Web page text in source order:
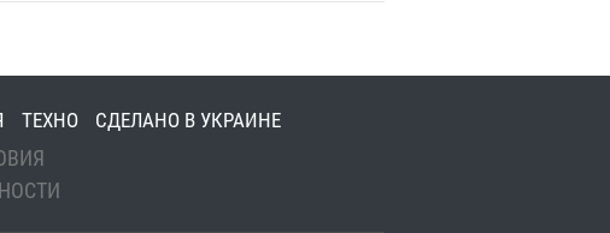
представлен проект «Короли танца.
свидетелями тайного свидания
долгожданную постановку Шекспира
ТЕХНО СДЕЛАНО В УКРАИНЕ